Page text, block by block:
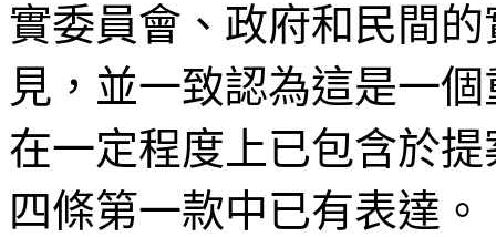
實委員會、政府和民間
見，並一致認為這是一
在一定程度上已包含於
四條第一款中已有表達。